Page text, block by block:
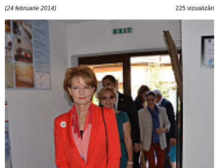
(24 februarie 2014) 225 vizualizări